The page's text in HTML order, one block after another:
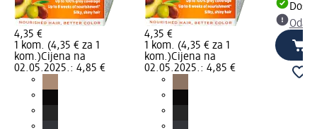
4,35 €
1 kom. (4,35 € za 1
kom.)Cijena na
02.05.2025.: 4,85 €
4,35 €
1 kom. (4,35 € za 1
kom.)Cijena na
02.05.2025.: 4,85 €